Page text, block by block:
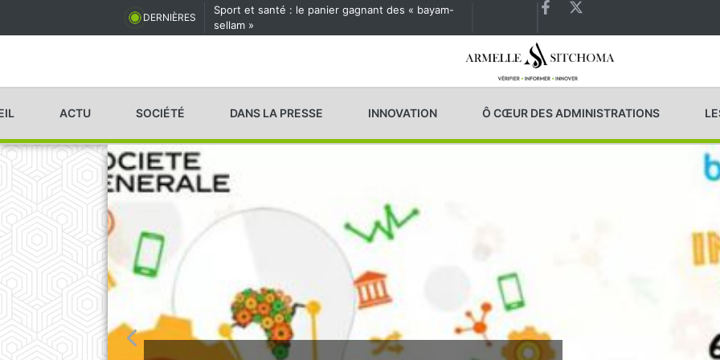
DERNIÈRES
Sport et santé : le panier gagnant des « bayam-
sellam »
Les États généraux de la Santé en préparation
ACTU SOCIÉTÉ DANS LA PRESSE INNOVATION Ô CŒUR DES ADMINISTRATIONS